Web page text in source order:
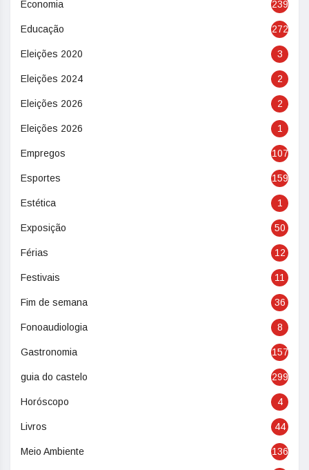
Economia 239
Educação 272
Eleições 2020 3
Eleições 2024 2
Eleições 2026 2
Eleições 2026 1
Empregos 107
Esportes 159
Estética 1
Exposição 50
Férias 12
Festivais 11
Fim de semana 36
Fonoaudiologia 8
Gastronomia 157
guia do castelo 299
Horóscopo 4
Livros 44
Meio Ambiente 136